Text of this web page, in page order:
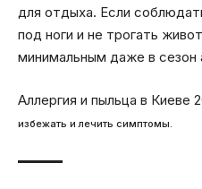
для отдыха. Если
под ноги и не трогать
минимальным даже в сезон
Аллергия и пыльца в Киеве
избежать и лечить симптомы.